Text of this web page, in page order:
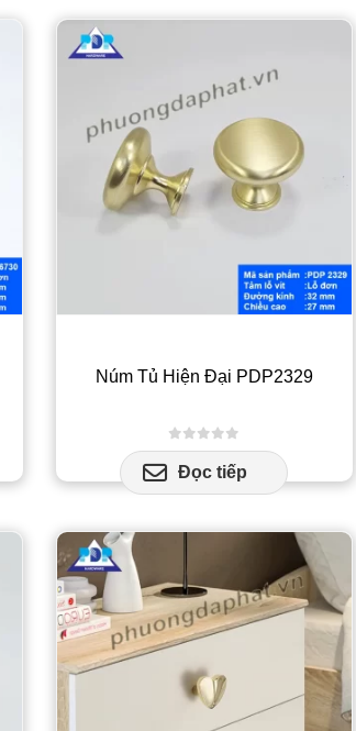
nhiều
thể.
Các
tùy
chọn
thể
được
trang
Núm Tủ Hiện Đại PDP2329
0out of 5
Đọc tiếp